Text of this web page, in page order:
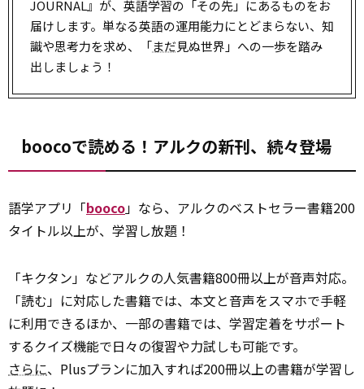
JOURNAL』が、英語学習の「その先」にあるものをお
届けします。単なる英語の運用能力にとどまらない、知
識や思考力を求め、「まだ見ぬ世界」への一歩を踏み
出しましょう！
boocoで読める！アルクの新刊、続々登場
語学アプリ「booco」なら、アルクのベストセラー書籍200
タイトル以上が、学習し放題！
「キクタン」などアルクの人気書籍800冊以上が音声対応。
「読む」に対応した書籍では、本文と音声をスマホで手軽
に利用できるほか、一部の書籍では、学習定着をサポート
するクイズ機能で日々の復習や力試しも可能です。
さらに、Plusプランに加入すれば200冊以上の書籍が学習し